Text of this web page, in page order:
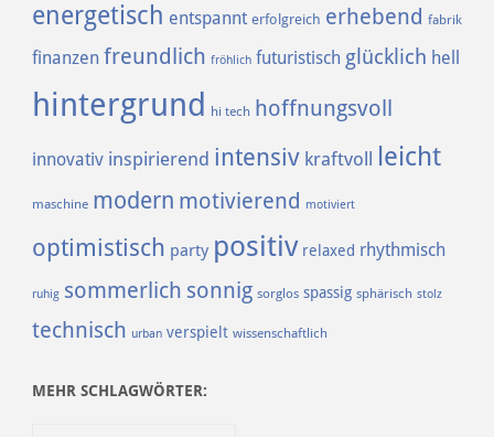
energetisch entspannt erfolgreich erhebend fabrik
finanzen freundlich fröhlich futuristisch glücklich hell
hintergrund hi tech hoffnungsvoll
innovativ inspirierend intensiv kraftvoll leicht
maschine modern motivierend motiviert
optimistisch party positiv relaxed rhythmisch
ruhig sommerlich sonnig sorglos spassig sphärisch stolz
technisch urban verspielt wissenschaftlich
MEHR SCHLAGWÖRTER: